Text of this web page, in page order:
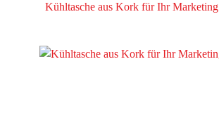
Kühltasche aus Kork für Ihr Marketing